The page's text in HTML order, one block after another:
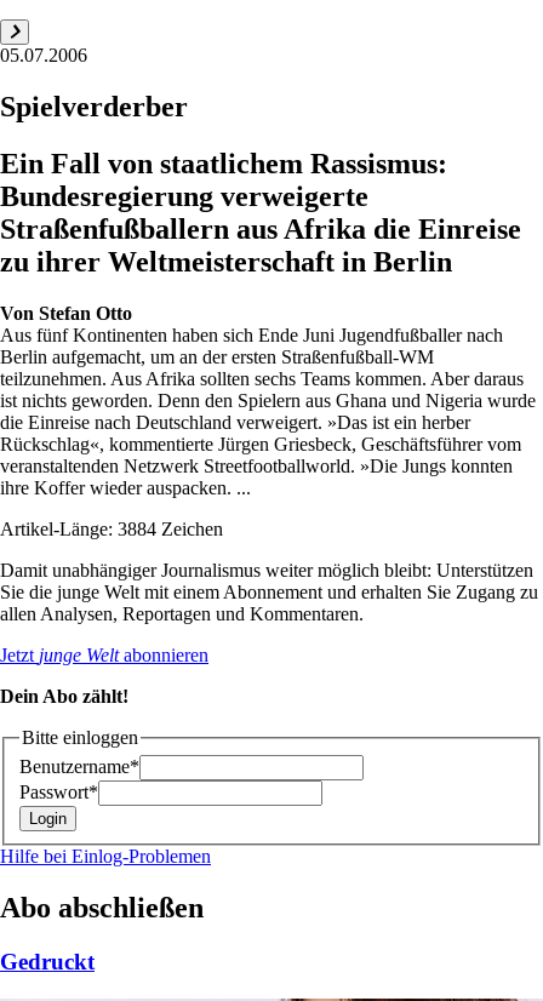
05.07.2006
Spielverderber
Ein Fall von staatlichem Rassismus:
Bundesregierung verweigerte
Straßenfußballern aus Afrika die Einreise
zu ihrer Weltmeisterschaft in Berlin
Von Stefan Otto
Aus fünf Kontinenten haben sich Ende Juni Jugendfußballer nach
Berlin aufgemacht, um an der ersten Straßenfußball-WM
teilzunehmen. Aus Afrika sollten sechs Teams kommen. Aber daraus
ist nichts geworden. Denn den Spielern aus Ghana und Nigeria wurde
die Einreise nach Deutschland verweigert. »Das ist ein herber
Rückschlag«, kommentierte Jürgen Griesbeck, Geschäftsführer vom
veranstaltenden Netzwerk Streetfootballworld. »Die Jungs konnten
ihre Koffer wieder auspacken. ...
Artikel-Länge: 3884 Zeichen
Damit unabhängiger Journalismus weiter möglich bleibt: Unterstützen
Sie die junge Welt mit einem Abonnement und erhalten Sie Zugang zu
allen Analysen, Reportagen und Kommentaren.
Jetzt junge Weltabonnieren
Dein Abo zählt!
Bitte einloggen
Benutzername*
Passwort*
Hilfe bei Einlog-Problemen
Abo abschließen
Gedruckt